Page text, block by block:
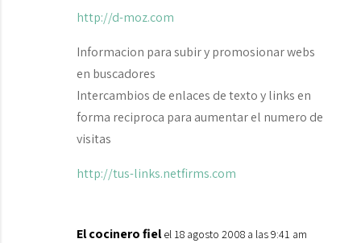
http://d-moz.com
Informacion para subir y promosionar webs
en buscadores
Intercambios de enlaces de texto y links en
forma reciproca para aumentar el numero de
visitas
http://tus-links.netfirms.com
El cocinero fiel el 18 agosto 2008 a las 9:41 am